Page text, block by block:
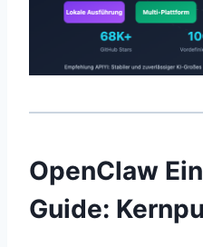
OpenClaw
Guide: